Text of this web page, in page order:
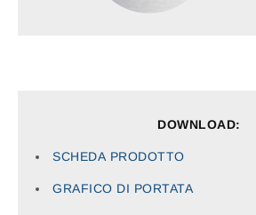
DOWNLOAD:
SCHEDA PRODOTTO
GRAFICO DI PORTATA